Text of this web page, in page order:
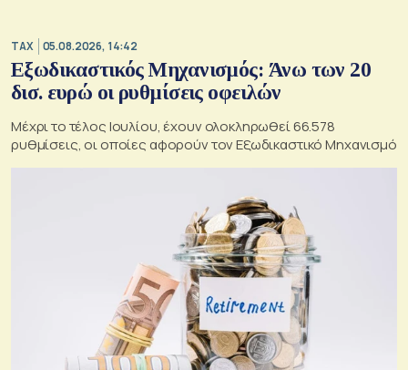
TAX 05.08.2026, 14:42
Εξωδικαστικός Μηχανισμός: Άνω των 20
δισ. ευρώ οι ρυθμίσεις οφειλών
Μέχρι το τέλος Ιουλίου, έχουν ολοκληρωθεί 66.578
ρυθμίσεις, οι οποίες αφορούν τον Εξωδικαστικό Μηχανισμό